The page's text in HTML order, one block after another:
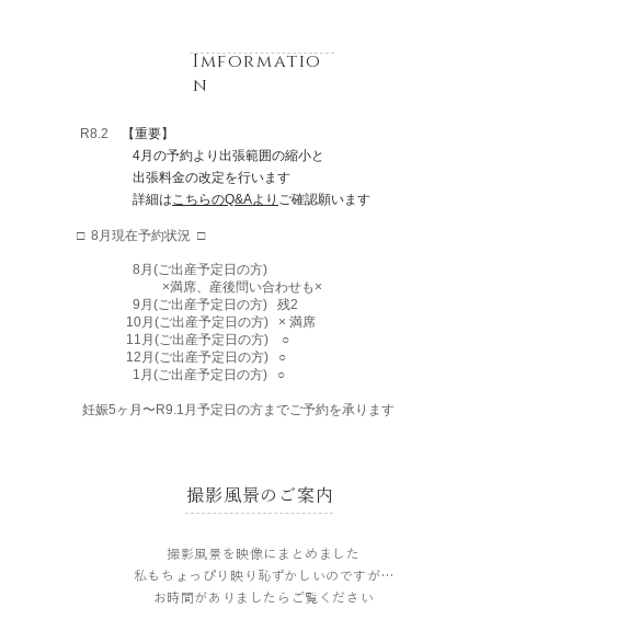
Imformatio
n
R8.2
【重要】
4月の予約より出張範囲の縮小と
出張料金の改定を行います
詳細はこちらのQ&Aより ご確認願います
​□ 8月現在予約状況 □
8月(ご出産予定日の方)
×満席、産後問い合わせも×
9月(ご出産予定日の方) 残2
10月(ご出産予定日の方) × 満席
11月(ご出産予定日の方) ○
12月(ご出産予定日の方) ○
1月(ご出産予定日の方) ○
妊娠5ヶ月〜​R9.1月予定日の方までご予約を承ります
​撮影風景のご案内
撮影風景を映像にまとめました
私もちょっぴり映り恥ずかしいのですが…
お時間がありましたらご覧ください